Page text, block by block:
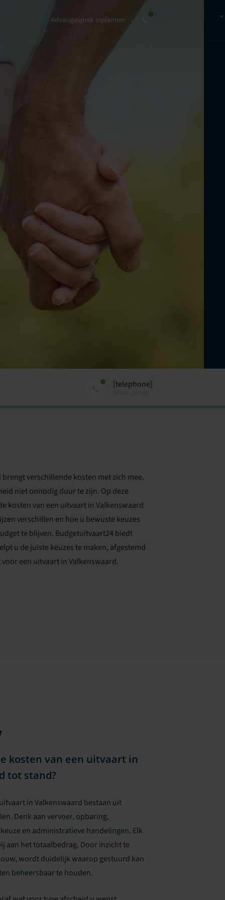
Adviesgesprek inplannen
[telephone]
verschillende kosten met zich mee.
niet onnodig duur te zijn. Op deze
kosten van een uitvaart in Valkenswaard
verschillen en hoe u bewuste keuzes
te blijven. Budgetuitvaart24 biedt
u de juiste keuzes te maken, afgestemd
een uitvaart in Valkenswaard.
kosten van een uitvaart in
tot stand?
in Valkenswaard bestaan uit
Denk aan vervoer, opbaring,
en administratieve handelingen. Elk
aan het totaalbedrag. Door inzicht te
wordt duidelijk waarop gestuurd kan
beheersbaar te houden.